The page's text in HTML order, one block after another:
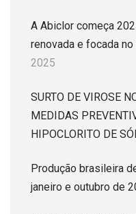
A Abiclor começa
renovada e focada
2025
SURTO DE VIROSE
MEDIDAS
HIPOCLORITO DE
Produção brasileira
janeiro e outubro de